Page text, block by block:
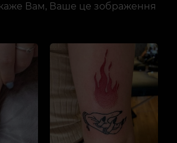
Вам, Ваше це зображення